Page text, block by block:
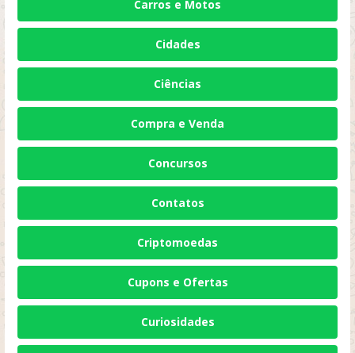
Carros e Motos
Cidades
Ciências
Compra e Venda
Concursos
Contatos
Criptomoedas
Cupons e Ofertas
Curiosidades